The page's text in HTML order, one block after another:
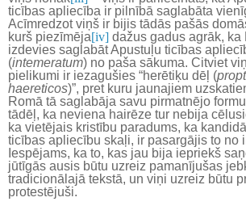
ticības apliecība ir pilnībā saglabāta
Acīmredzot viņš ir bijis tādās pašās
kurš piezīmēja[iv] dažus gadus agrāk,
izdevies saglabāt Apustuļu ticības
(intemeratum) no paša sākuma. Citviet
pielikumi ir iezagušies “herētiķu dēļ (
haereticos)”, pret kuru jaunajiem
Romā tā saglabāja savu pirmatnējo
tādēļ, ka neviena hairēze tur nebija
ka vietējais kristību paradums, ka
ticības apliecību skaļi, ir pasargājis to no
Iespējams, ka to, kas jau bija iepriekš
jūtīgās ausis būtu uzreiz pamanījušas
tradicionālajā tekstā, un viņi uzreiz būtu
protestējuši.